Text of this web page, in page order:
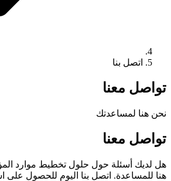
اتصل بنا
تواصل معنا
نحن هنا لمساعدتك
تواصل معنا
هل لديك أسئلة حول حلول تخطيط موارد
هنا للمساعدة. اتصل بنا اليوم للحصول على